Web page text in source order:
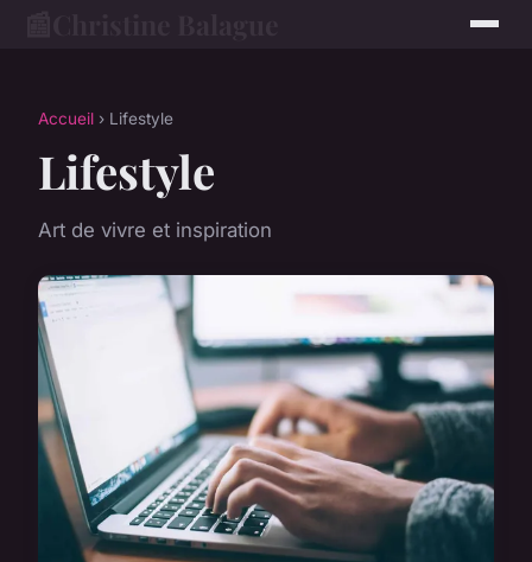
Accueil › Lifestyle
Lifestyle
Art de vivre et inspiration